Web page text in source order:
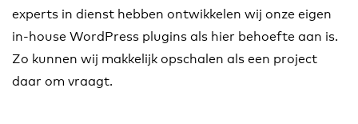
experts in dienst hebben ontwikkelen wij onze eigen
in-house WordPress plugins als hier behoefte aan is.
Zo kunnen wij makkelijk opschalen als een project
daar om vraagt.